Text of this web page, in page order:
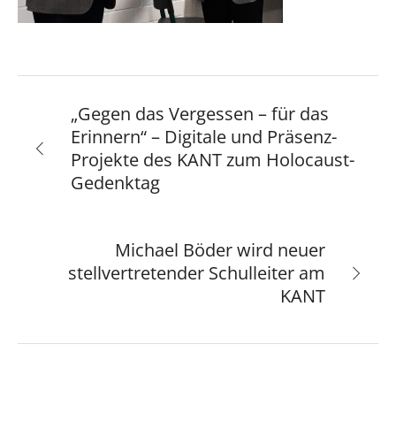
„Gegen das Vergessen – für das
Erinnern“ – Digitale und Präsenz-
Projekte des KANT zum Holocaust-
Gedenktag
Michael Böder wird neuer
stellvertretender Schulleiter am
KANT